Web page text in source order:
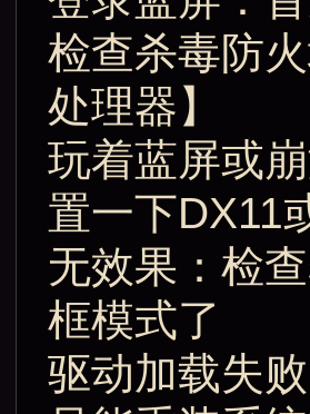
检查杀毒防
处理器】
玩着蓝屏或
置一下DX11
无效果：检
框模式了
驱动加载失